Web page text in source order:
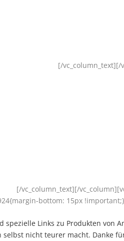
[/vc_column_text][/
[/vc_column_text][/
bottom: 15px
spezielle Links zu Produkten von
selbst nicht teurer macht. Danke